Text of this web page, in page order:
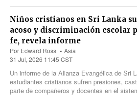
Niños cristianos en Sri Lanka
acoso y discriminación escolar
fe, revela informe
Por Edward Ross
Asia
31 Jul, 2026 11:45 CST
Un informe de la Alianza Evangélica de Sri
estudiantes cristianos sufren presiones,
parte de compañeros y docentes en el